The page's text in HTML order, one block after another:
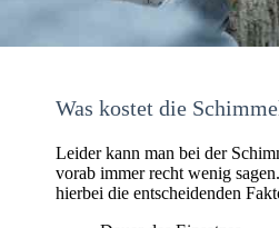
Was kostet die
Leider kann man bei der
vorab immer recht wenig
hierbei die entscheidenden